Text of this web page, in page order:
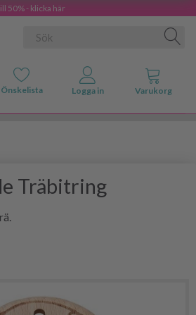
50% - klicka här
Träbitring